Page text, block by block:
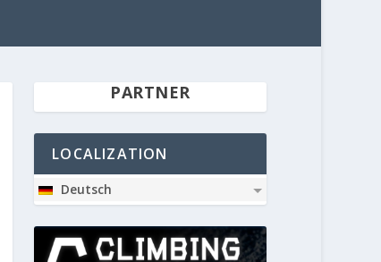
PARTNER
LOCALIZATION
Deutsch